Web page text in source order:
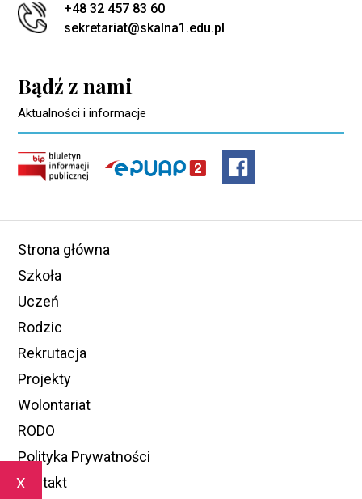
x
+48 32 457 83 60
sekretariat@skalna1.edu.pl
Bądź z nami
Aktualności i informacje
Strona główna
Szkoła
Uczeń
Rodzic
Rekrutacja
Projekty
Wolontariat
RODO
Polityka Prywatności
Kontakt